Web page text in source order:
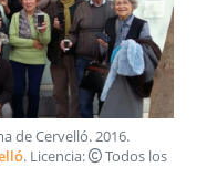
de Cervelló.2016.
. Licencia:
Todos los